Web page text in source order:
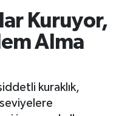
Kuruyor,
Alma
kuraklık,
Fikstür